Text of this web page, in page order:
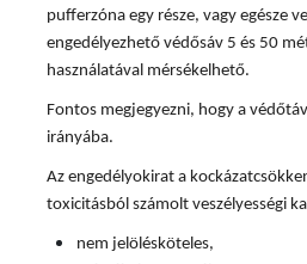
pufferzóna egy része, vagy egésze
engedélyezhető védősáv 5 és 50
használatával mérsékelhető.
Fontos megjegyezni, hogy a
irányába.
Az engedélyokirat a
toxicitásból számolt veszélyességi
nem jelölésköteles,